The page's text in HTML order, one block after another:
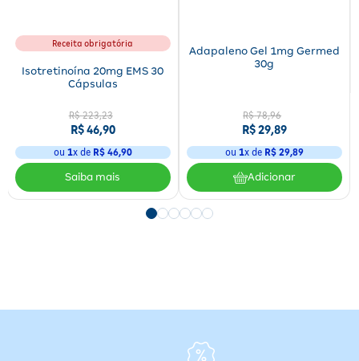
Modo de Uso:Uso oral
Contraindicações
hipersensibilidade aos componentes, hipervitaminose D, níveis
elevados de cálcio ou fosfato no sangue e malformações ósseas.
Se eu esquecer de tomar o medicamento, o que fazer?
Lembre assim que possível:
Se ainda falta bastante tempo
para a próxima dose, tome o medicamento assim que
Receita obrigatória
Isotretinoína 20mg EMS 30
Cápsulas
R$ 223,23
R$46,90
ou 1x de R$ 46,90
Adapaleno Gel 1mg Germed
30g
R$ 78,96
R$29,89
ou 1x de R$ 29,89
Adicionar